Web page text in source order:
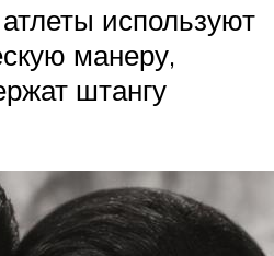
используют
манеру,
штангу